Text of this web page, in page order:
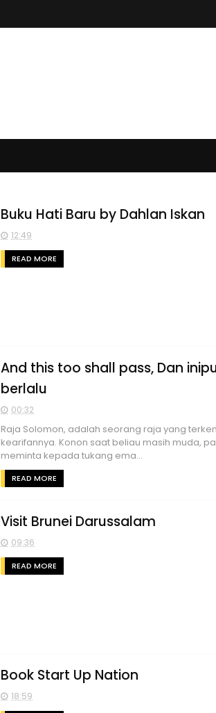
Buku Hati Baru by Dahlan Iskan
12:49
READ MORE
And this too shall pass, Dan
berlalu
00:32
Raja Solomon, adalah seorang raja yang
kearifannya. Konon saat beliau masih muda,
meminta kepada tukang ema...
READ MORE
Visit Brunei Darussalam
09:36
READ MORE
Book Start Up Nation
18:59